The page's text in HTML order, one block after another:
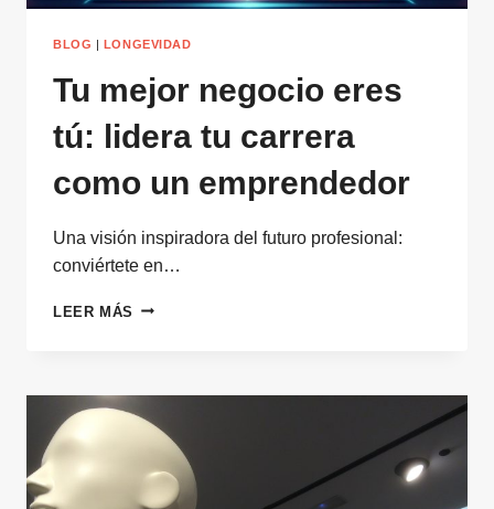
BLOG LONGEVIDAD
Tu mejor negocio eres
tú: lidera tu carrera
como un emprendedor
Una visión inspiradora del futuro profesional:
conviértete en…
LEER MÁS TU
TÚ:
LIDERA
CARRERA
COMO
UN